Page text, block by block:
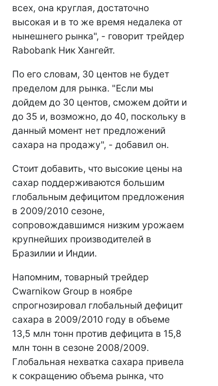
всех, она круглая, достаточно
высокая и в то же время недалека от
нынешнего рынка", - говорит трейдер
Rabobank Ник Хангейт.
По его словам, 30 центов не будет
пределом для рынка. "Если мы
дойдем до 30 центов, сможем дойти и
до 35 и, возможно, до 40, поскольку в
данный момент нет предложений
сахара на продажу", - добавил он.
Стоит добавить, что высокие цены на
сахар поддерживаются большим
глобальным дефицитом предложения
в 2009/2010 сезоне,
сопровождавшимся низким урожаем
крупнейших производителей в
Бразилии и Индии.
Напомним, товарный трейдер
Cwarnikow Group в ноябре
спрогнозировал глобальный дефицит
сахара в 2009/2010 году в объеме
13,5 млн тонн против дефицита в 15,8
млн тонн в сезоне 2008/2009.
Глобальная нехватка сахара привела
к сокращению объема рынка, что